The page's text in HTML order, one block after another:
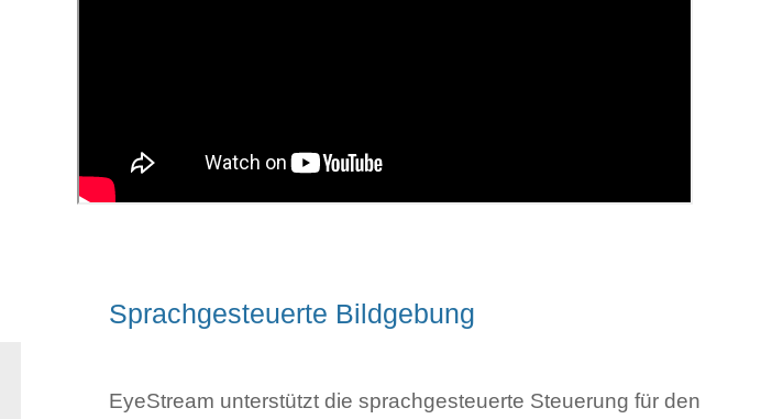
Sprachgesteuerte Bildgebung
EyeStream unterstützt die sprachgesteuerte Steuerung für den